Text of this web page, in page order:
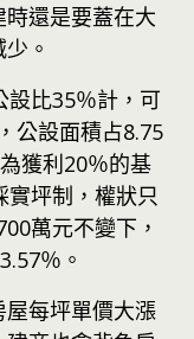
還是要蓋在大
。
設比35％計，可
公設面積占8.75
獲利20％的基
坪制，權狀只
萬元不變下，
％。
每坪單價大漲